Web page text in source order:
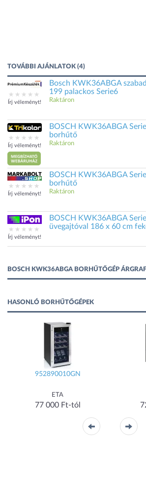
TOVÁBBI AJÁNLATOK (4)
Írj véleményt!
Bosch KWK36ABGA
199 palackos Serie6
Raktáron
Írj véleményt!
BOSCH KWK36ABGA
borhűtő
Raktáron
Írj véleményt!
BOSCH KWK36ABGA
borhűtő
Raktáron
Írj véleményt!
BOSCH KWK36ABGA
üvegajtóval 186 x 60 cm
BOSCH KWK36ABGA BORHŰTŐGÉP
HASONLÓ BORHŰTŐGÉPEK
952890010GN
ETA
77 000 Ft-tól